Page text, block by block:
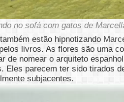
no sofá com gatos de
estão hipnotizando
livros. As flores são uma
de nomear o arquiteto
Eles parecem ter sido tirados
subjacentes.